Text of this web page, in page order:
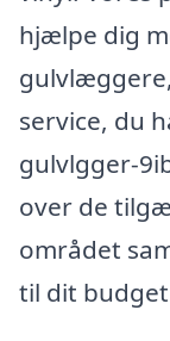
hjælpe dig
service, du
gulvlgger-
over de
området
til dit